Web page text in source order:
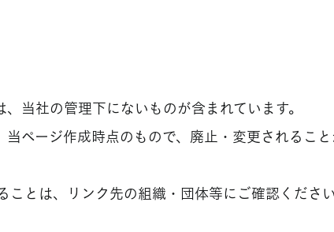
当社の管理下にないものが含まれています。
当ページ作成時点のもので、廃止・変更されるこ
ことは、リンク先の組織・団体等にご確認ください